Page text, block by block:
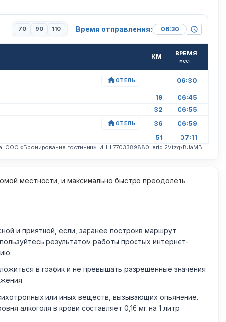
70 90 110 Время отправления:
КМ ВРЕМЯ
мест.
ОТЕЛЬ 06:30
19 06:45
32 06:55
ОТЕЛЬ 36 06:59
51 07:11
ООО «Бронирование гостиниц». ИНН 7703389880. erid 2VtzqxBJaMB
местности, и максимально быстро преодолеть
и приятной, если, заранее построив маршрут
результатом работы простых интернет-
в график и не превышать разрешенные значения
или иных веществ, вызывающих опьянение.
алкоголя в крови составляет 0,16 мг на 1 литр